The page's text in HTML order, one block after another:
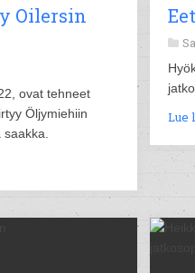
Oilersin
ovat tehneet
Öljymiehiin
Lue